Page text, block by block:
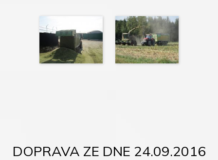
DOPRAVA ZE DNE 24.09.2016